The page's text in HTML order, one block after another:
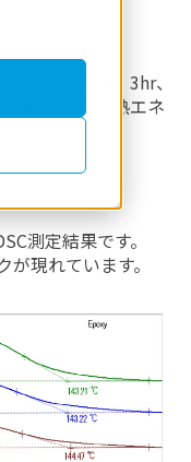
、混合直後、3hr、
硬化による発熱エネ
測定結果です。
現れています。